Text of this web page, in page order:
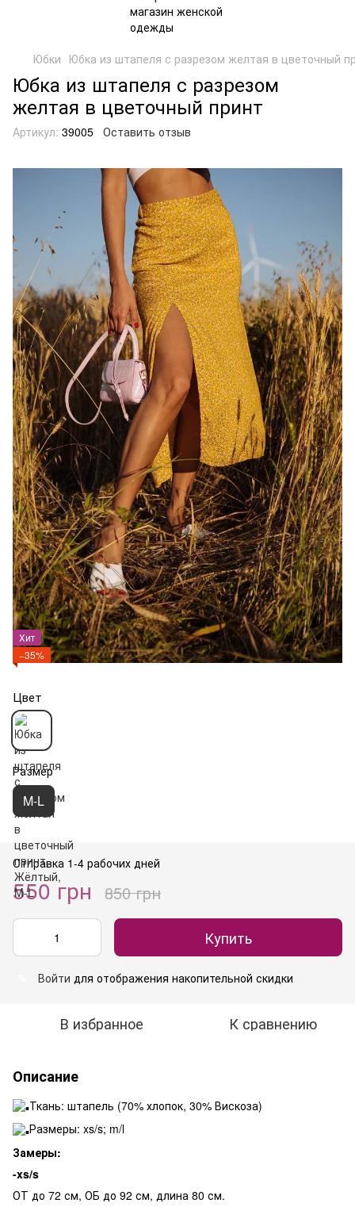
Юбки Юбка из штапеля с разрезом желтая в цветочный
Юбка из штапеля с разрезом
желтая в цветочный принт
Артикул: 39005 Оставить отзыв
Хит
−35%
Цвет
Размер
M-L
Отправка 1-4 рабочих дней
550 грн 850 грн
Купить
Войти для отображения накопительной скидки
В избранное К сравнению
Описание
Ткань: штапель (70% хлопок, 30% Вискоза)
Размеры: xs/s; m/l
Замеры:
-xs/s
ОТ до 72 см, ОБ до 92 см, длина 80 см.